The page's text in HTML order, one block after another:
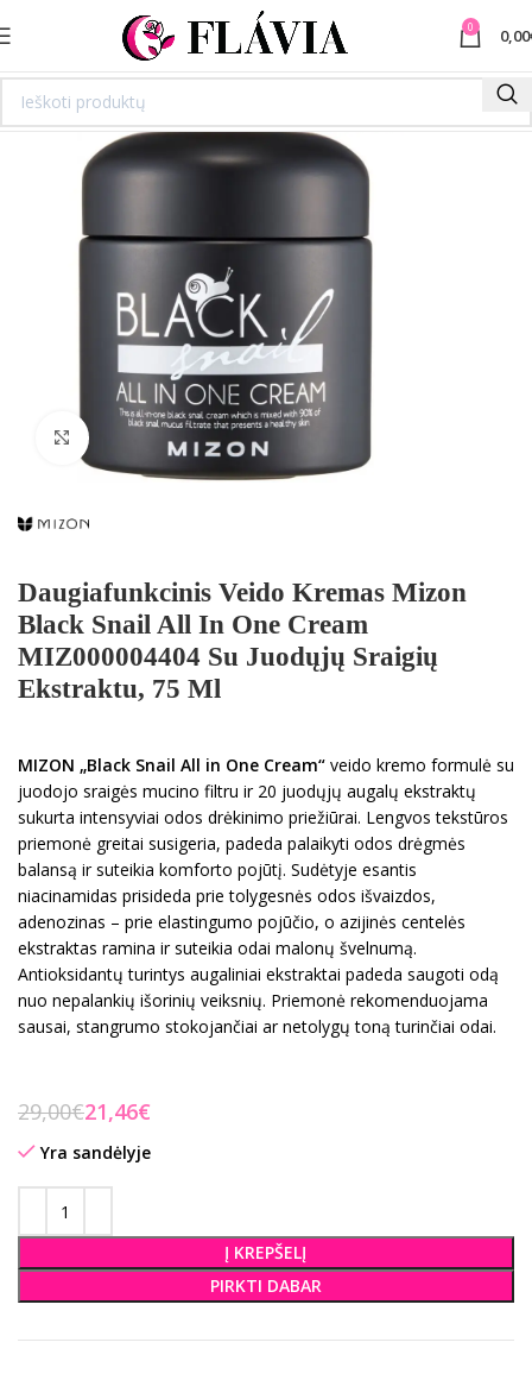
0 0,00
Spustelėkite norėdami padidinti
Daugiafunkcinis Veido Kremas Mizon
Black Snail All In One Cream
MIZ000004404 Su Juodųjų Sraigių
Ekstraktu, 75 Ml
MIZON „Black Snail All in One Cream“ veido kremo formulė su
juodojo sraigės mucino filtru ir 20 juodųjų augalų ekstraktų
sukurta intensyviai odos drėkinimo priežiūrai. Lengvos tekstūros
priemonė greitai susigeria, padeda palaikyti odos drėgmės
balansą ir suteikia komforto pojūtį. Sudėtyje esantis
niacinamidas prisideda prie tolygesnės odos išvaizdos,
adenozinas – prie elastingumo pojūčio, o azijinės centelės
ekstraktas ramina ir suteikia odai malonų švelnumą.
Antioksidantų turintys augaliniai ekstraktai padeda saugoti odą
nuo nepalankių išorinių veiksnių. Priemonė rekomenduojama
sausai, stangrumo stokojančiai ar netolygų toną turinčiai odai.
29,00€21,46€
Yra sandėlyje
Į KREPŠELĮ
PIRKTI DABAR